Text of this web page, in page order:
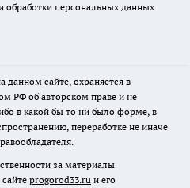
персональных данных
сайте, охраняется в
РФ об авторском праве и не
в какой бы то ни было форме, в
переработке не иначе
за материалы
progorod33.ru и его